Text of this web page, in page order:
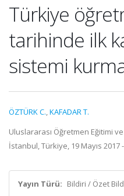
Türkiye
tarihinde ilk
sistemi
ÖZTÜRK C.,KAFADAR T.
Uluslararası Öğretmen Eğitimi
İstanbul, Türkiye, 19 Mayıs 2017
Yayın Türü: Bildiri / Özet